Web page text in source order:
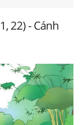
22) - Cánh